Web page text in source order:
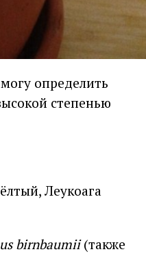
определить
степенью
Леукоага
birnbaumii(также